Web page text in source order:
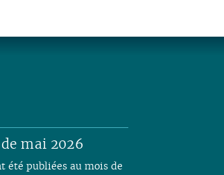
mai 2026
été publiées au mois de